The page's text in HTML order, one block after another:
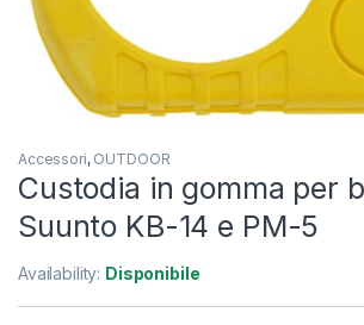
Accessori, OUTDOOR
Custodia in gomma per
Suunto KB-14 e PM-5
Availability: Disponibile